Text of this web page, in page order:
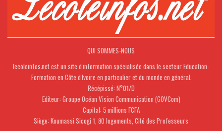
QUI SOMMES-NOUS
lecoleinfos.net est un site d'information spécialisée dans le secteur Education-
Formation en Côte d'Ivoire en particulier et du monde en général.
Récépissé: N°01/D
Editeur: Groupe Océan Vision Communication (GOVCom)
Capital: 5 millions FCFA
Siège: Koumassi Sicogi 1, 80 logements, Cité des Professeurs